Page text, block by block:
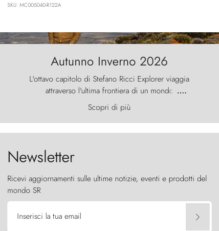
SKU: MC005040-R122A
Autunno Inverno 2026
L'ottavo capitolo di Stefano Ricci Explorer viaggia
attraverso l'ultima frontiera di un mondo
primordiale, dove il vento scolpisce la natura con
furia ancestrale e le Torres del Paine sfidano il
cielo come sentinelle di pietra.
....
Scopri di più
Newsletter
Ricevi aggiornamenti sulle ultime notizie, eventi e prodotti del
mondo SR
Inserisci la tua email